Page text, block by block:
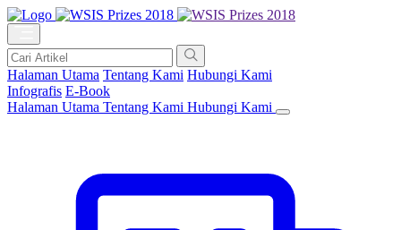
Halaman Utama Tentang Kami Hubungi Kami
Infografis E-Book
Halaman Utama Tentang Kami Hubungi Kami